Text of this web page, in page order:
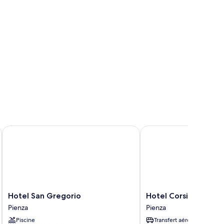
Hotel
San
Gregorio
Pienza
Hotel San Gregorio
Pienza
Piscine
Hotel San Gregorio
Hotel
Corsignano
Pienza
Hotel Corsignano
Pienza
Transfert aéroport
Hotel Corsignano